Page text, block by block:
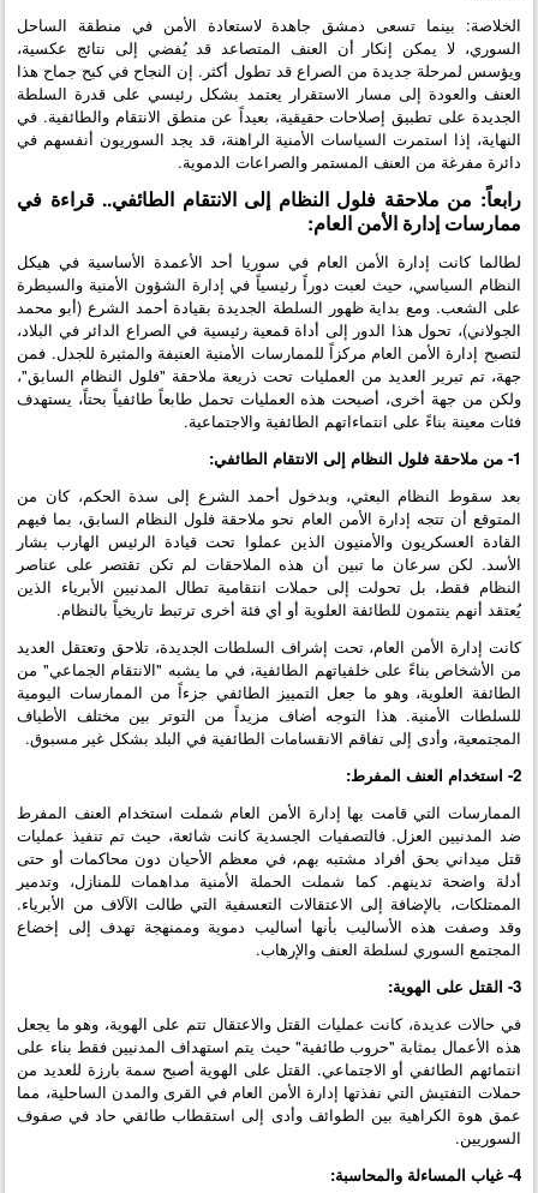
الخلاصة: بينما تسعى دمشق جاهدة لاستعادة الأمن في منطقة الساحل
السوري، لا يمكن إنكار أن العنف المتصاعد قد يُفضي إلى نتائج عكسية،
ويؤسس لمرحلة جديدة من الصراع قد تطول أكثر. إن النجاح في كبح جماح هذا
العنف والعودة إلى مسار الاستقرار يعتمد بشكل رئيسي على قدرة السلطة
الجديدة على تطبيق إصلاحات حقيقية، بعيداً عن منطق الانتقام والطائفية. في
النهاية، إذا استمرت السياسات الأمنية الراهنة، قد يجد السوريون أنفسهم في
دائرة مفرغة من العنف المستمر والصراعات الدموية.
رابعاً: من ملاحقة فلول النظام إلى الانتقام الطائفي.. قراءة في
ممارسات إدارة الأمن العام:
لطالما كانت إدارة الأمن العام في سوريا أحد الأعمدة الأساسية في هيكل
النظام السياسي، حيث لعبت دوراً رئيسياً في إدارة الشؤون الأمنية والسيطرة
على الشعب. ومع بداية ظهور السلطة الجديدة بقيادة أحمد الشرع (أبو محمد
الجولاني)، تحول هذا الدور إلى أداة قمعية رئيسية في الصراع الدائر في البلاد،
لتصبح إدارة الأمن العام مركزاً للممارسات الأمنية العنيفة والمثيرة للجدل. فمن
جهة، تم تبرير العديد من العمليات تحت ذريعة ملاحقة "فلول النظام السابق"،
ولكن من جهة أخرى، أصبحت هذه العمليات تحمل طابعاً طائفياً بحتاً، يستهدف
فئات معينة بناءً على انتماءاتهم الطائفية والاجتماعية.
1- من ملاحقة فلول النظام إلى الانتقام الطائفي:
بعد سقوط النظام البعثي، وبدخول أحمد الشرع إلى سدة الحكم، كان من
المتوقع أن تتجه إدارة الأمن العام نحو ملاحقة فلول النظام السابق، بما فيهم
القادة العسكريون والأمنيون الذين عملوا تحت قيادة الرئيس الهارب بشار
الأسد. لكن سرعان ما تبين أن هذه الملاحقات لم تكن تقتصر على عناصر
النظام فقط، بل تحولت إلى حملات انتقامية تطال المدنيين الأبرياء الذين
يُعتقد أنهم ينتمون للطائفة العلوية أو أي فئة أخرى ترتبط تاريخياً بالنظام.
كانت إدارة الأمن العام، تحت إشراف السلطات الجديدة، تلاحق وتعتقل العديد
من الأشخاص بناءً على خلفياتهم الطائفية، في ما يشبه "الانتقام الجماعي" من
الطائفة العلوية، وهو ما جعل التمييز الطائفي جزءاً من الممارسات اليومية
للسلطات الأمنية. هذا التوجه أضاف مزيداً من التوتر بين مختلف الأطياف
المجتمعية، وأدى إلى تفاقم الانقسامات الطائفية في البلد بشكل غير مسبوق.
2- استخدام العنف المفرط:
الممارسات التي قامت بها إدارة الأمن العام شملت استخدام العنف المفرط
ضد المدنيين العزل. فالتصفيات الجسدية كانت شائعة، حيث تم تنفيذ عمليات
قتل ميداني بحق أفراد مشتبه بهم، في معظم الأحيان دون محاكمات أو حتى
أدلة واضحة تدينهم. كما شملت الحملة الأمنية مداهمات للمنازل، وتدمير
الممتلكات، بالإضافة إلى الاعتقالات التعسفية التي طالت الآلاف من الأبرياء.
وقد وصفت هذه الأساليب بأنها أساليب دموية وممنهجة تهدف إلى إخضاع
المجتمع السوري لسلطة العنف والإرهاب.
3- القتل على الهوية:
في حالات عديدة، كانت عمليات القتل والاعتقال تتم على الهوية، وهو ما يجعل
هذه الأعمال بمثابة "حروب طائفية" حيث يتم استهداف المدنيين فقط بناء على
انتمائهم الطائفي أو الاجتماعي. القتل على الهوية أصبح سمة بارزة للعديد من
حملات التفتيش التي نفذتها إدارة الأمن العام في القرى والمدن الساحلية، مما
عمق هوة الكراهية بين الطوائف وأدى إلى استقطاب طائفي حاد في صفوف
السوريين.
4- غياب المساءلة والمحاسبة: